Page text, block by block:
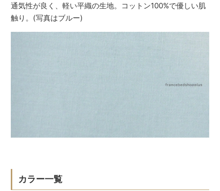
通気性が良く、軽い平織の生地。コットン100%で優しい肌
触り。(写真はブルー)
カラー一覧